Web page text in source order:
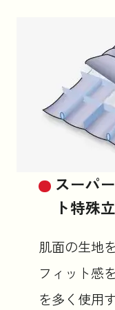
スーパ
ト特殊
肌面の生地
フィット感
を多く使用